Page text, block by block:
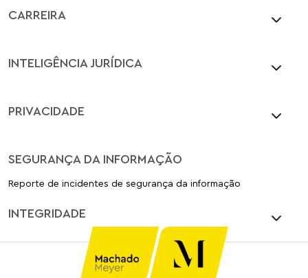
CARREIRA
INTELIGÊNCIA JURÍDICA
PRIVACIDADE
SEGURANÇA DA INFORMAÇÃO
Reporte de incidentes de segurança da informação
INTEGRIDADE